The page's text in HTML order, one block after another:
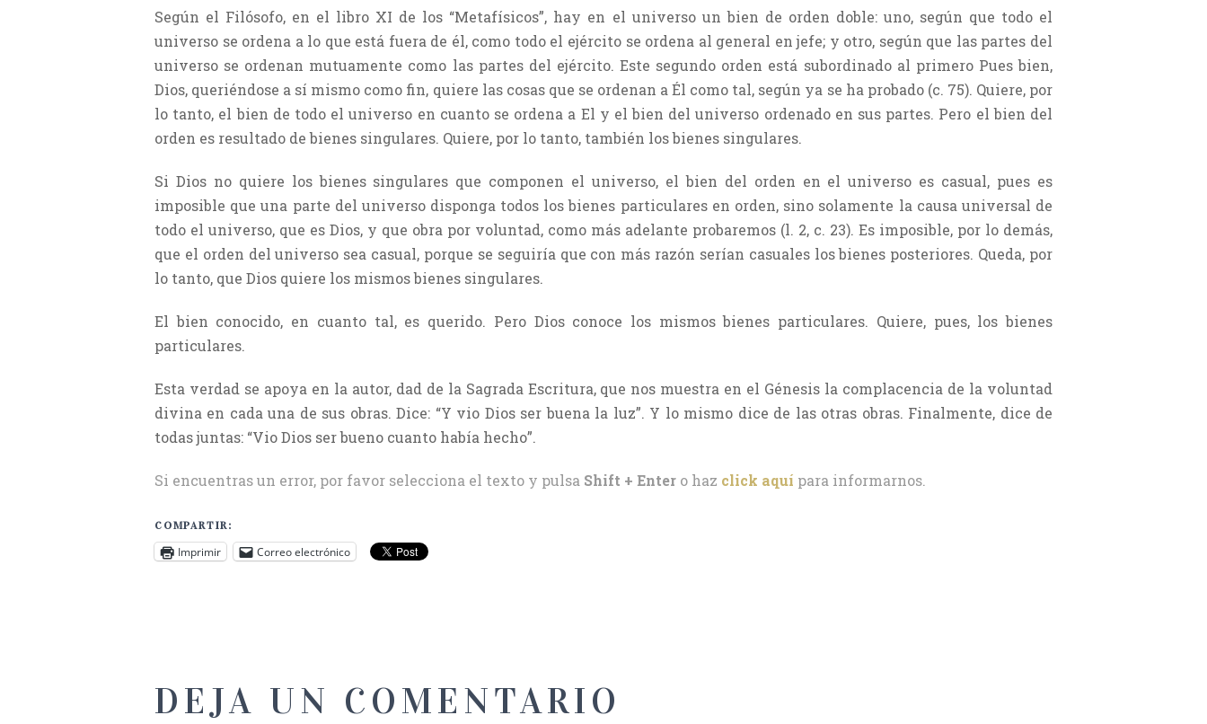
Según el Filósofo, en el libro XI de los “Metafísicos”, hay en el universo un bien de orden doble: uno, según que todo el
universo se ordena a lo que está fuera de él, como todo el ejército se ordena al general en jefe; y otro, según que las partes del
universo se ordenan mutuamente como las partes del ejército. Este segundo orden está subordinado al primero Pues bien,
Dios, queriéndose a sí mismo como fin, quiere las cosas que se ordenan a Él como tal, según ya se ha probado (c. 75). Quiere, por
lo tanto, el bien de todo el universo en cuanto se ordena a El y el bien del universo ordenado en sus partes. Pero el bien del
orden es resultado de bienes singulares. Quiere, por lo tanto, también los bienes singulares.
Si Dios no quiere los bienes singulares que componen el universo, el bien del orden en el universo es casual, pues es
imposible que una parte del universo disponga todos los bienes particulares en orden, sino solamente la causa universal de
todo el universo, que es Dios, y que obra por voluntad, como más adelante probaremos (l. 2, c. 23). Es imposible, por lo demás,
que el orden del universo sea casual, porque se seguiría que con más razón serían casuales los bienes posteriores. Queda, por
lo tanto, que Dios quiere los mismos bienes singulares.
El bien conocido, en cuanto tal, es querido. Pero Dios conoce los mismos bienes particulares. Quiere, pues, los bienes
particulares.
Esta verdad se apoya en la autor, dad de la Sagrada Escritura, que nos muestra en el Génesis la complacencia de la voluntad
divina en cada una de sus obras. Dice: “Y vio Dios ser buena la luz”. Y lo mismo dice de las otras obras. Finalmente, dice de
todas juntas: “Vio Dios ser bueno cuanto había hecho”.
Si encuentras un error, por favor selecciona el texto y pulsa Shift + Enter o haz click aquí para informarnos.
COMPARTIR:
Imprimir Correo electrónico
DEJA UN COMENTARIO